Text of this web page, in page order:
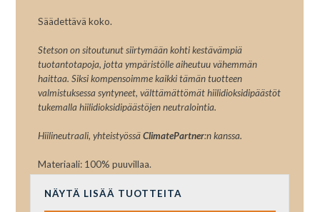
Säädettävä koko.
Stetson on sitoutunut siirtymään kohti kestävämpiä
tuotantotapoja, jotta ympäristölle aiheutuu vähemmän
haittaa. Siksi kompensoimme kaikki tämän tuotteen
valmistuksessa syntyneet, välttämättömät hiilidioksidipäästöt
tukemalla hiilidioksidipäästöjen neutralointia.
Hiilineutraali, yhteistyössäClimatePartner:n kanssa.
Materiaali: 100% puuvillaa.
NÄYTÄ LISÄÄ TUOTTEITA